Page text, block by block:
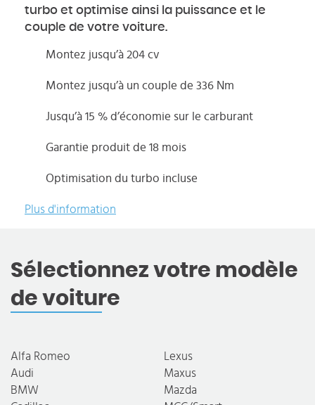
turbo et optimise ainsi la puissance et le
couple de votre voiture.
Montez jusqu’à 204 cv
Montez jusqu’à un couple de 336 Nm
Jusqu’à 15 % d’économie sur le carburant
Garantie produit de 18 mois
Optimisation du turbo incluse
Plus d'information
Sélectionnez votre modèle
de voiture
Alfa Romeo
Audi
BMW
Lexus
Maxus
Mazda